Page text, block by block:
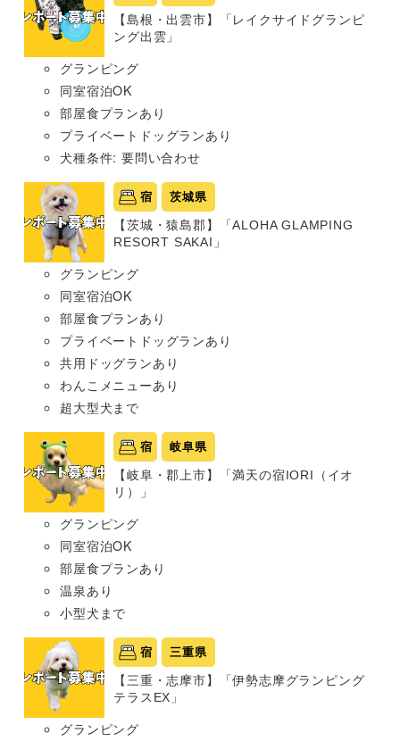
【島根・出雲市】「レイクサイドグランピ
ング出雲」
グランピング
同室宿泊OK
部屋食プランあり
プライベートドッグランあり
犬種条件: 要問い合わせ
宿 茨城県
【茨城・猿島郡】「ALOHA GLAMPING
RESORT SAKAI」
グランピング
同室宿泊OK
部屋食プランあり
プライベートドッグランあり
共用ドッグランあり
わんこメニューあり
超大型犬まで
宿 岐阜県
【岐阜・郡上市】「満天の宿IORI（イオ
リ）」
グランピング
同室宿泊OK
部屋食プランあり
温泉あり
小型犬まで
宿 三重県
【三重・志摩市】「伊勢志摩グランピング
テラスEX」
グランピング